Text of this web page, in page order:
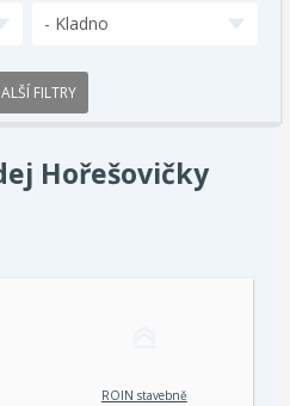
- Kladno
FILTRY
Hořešovičky
ROIN stavebně